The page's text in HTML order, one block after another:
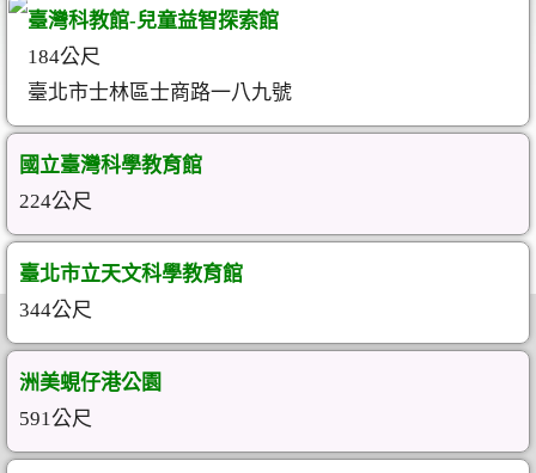
臺灣科教館-兒童益智探索館
184公尺
臺北市士林區士商路一八九號
國立臺灣科學教育館
224公尺
臺北市立天文科學教育館
344公尺
洲美蜆仔港公園
591公尺